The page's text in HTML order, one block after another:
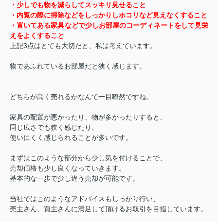
・少しでも物を減らしてスッキリ見せること
・内覧の際に掃除などをしっかりしホコリなど見えなくすること
・置いてある家具などで少しお部屋のコーディネートをして見栄
えをよくすること
上記3点はとても大切だと、私は考えています。
物であふれているお部屋だと狭く感じます。
どちらが高く売れるかなんて一目瞭然ですね。
家具の配置が悪かったり、物が多かったりすると、
同じ広さでも狭く感じたり、
使いにくく感じられることが多いです。
まずはこのような部分から少し気を付けることで、
売却価格も少し良くなっていきます。
基本的な一歩で少し違う売却が可能です。
当社ではこのようなアドバイスもしっかり行い、
売主さん、買主さんに満足して頂けるお取引を目指しています。